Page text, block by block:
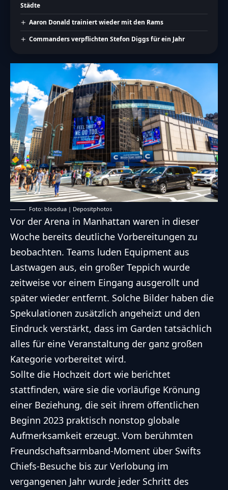
Städte
Aaron Donald trainiert wieder mit den Rams
Commanders verpflichten Stefon Diggs für ein Jahr
Foto: bloodua | Depositphotos
Vor der Arena in Manhattan waren in dieser
Woche bereits deutliche Vorbereitungen zu
beobachten. Teams luden Equipment aus
Lastwagen aus, ein großer Teppich wurde
zeitweise vor einem Eingang ausgerollt und
später wieder entfernt. Solche Bilder haben die
Spekulationen zusätzlich angeheizt und den
Eindruck verstärkt, dass im Garden tatsächlich
alles für eine Veranstaltung der ganz großen
Kategorie vorbereitet wird.
Sollte die Hochzeit dort wie berichtet
stattfinden, wäre sie die vorläufige Krönung
einer Beziehung, die seit ihrem öffentlichen
Beginn 2023 praktisch nonstop globale
Aufmerksamkeit erzeugt. Vom berühmten
Freundschaftsarmband-Moment über Swifts
Chiefs-Besuche bis zur Verlobung im
vergangenen Jahr wurde jeder Schritt des